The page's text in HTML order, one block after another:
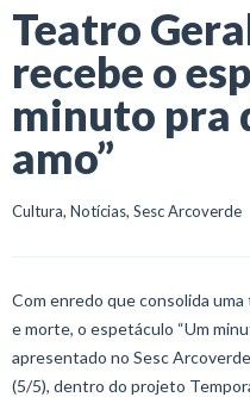
Teatro
recebe o
minuto pra
amo”
Cultura, Notícias, Sesc Arcoverde
Com enredo que consolida
e morte, o espetáculo “Um
apresentado no Sesc
(5/5), dentro do projeto